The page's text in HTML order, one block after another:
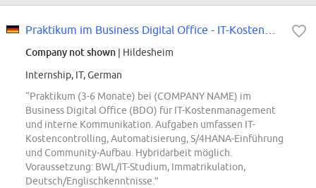
Company not shown | Hildesheim
Internship, IT, German
“Praktikum (3-6 Monate) bei (COMPANY NAME) im
Business Digital Office (BDO) für IT-Kostenmanagement
und interne Kommunikation. Aufgaben umfassen IT-
Kostencontrolling, Automatisierung, S/4HANA-Einführung
und Community-Aufbau. Hybridarbeit möglich.
Voraussetzung: BWL/IT-Studium, Immatrikulation,
Deutsch/Englischkenntnisse.”